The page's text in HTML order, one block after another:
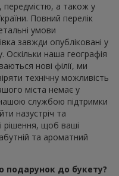
передмістю, а також у
Повний перелік
умови
завжди опубліковані у
Оскільки наша географія
нові філії, ми
технічну можливість
міста немає у
службою підтримки
назустріч та
рішення, щоб ваші
та ароматний
подарунок до букету?